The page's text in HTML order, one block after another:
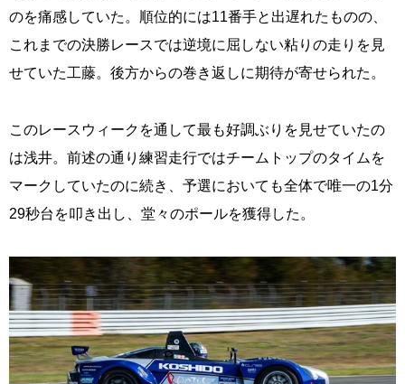
のを痛感していた。順位的には11番手と出遅れたものの、
これまでの決勝レースでは逆境に屈しない粘りの走りを見
せていた工藤。後方からの巻き返しに期待が寄せられた。
このレースウィークを通して最も好調ぶりを見せていたの
は浅井。前述の通り練習走行ではチームトップのタイムを
マークしていたのに続き、予選においても全体で唯一の1分
29秒台を叩き出し、堂々のポールを獲得した。